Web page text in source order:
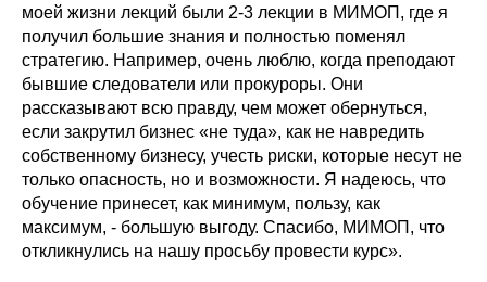
моей жизни лекций были 2-3 лекции в МИМОП, где я
получил большие знания и полностью поменял
стратегию. Например, очень люблю, когда преподают
бывшие следователи или прокуроры. Они
рассказывают всю правду, чем может обернуться,
если закрутил бизнес «не туда», как не навредить
собственному бизнесу, учесть риски, которые несут не
только опасность, но и возможности. Я надеюсь, что
обучение принесет, как минимум, пользу, как
максимум, - большую выгоду. Спасибо, МИМОП, что
откликнулись на нашу просьбу провести курс».